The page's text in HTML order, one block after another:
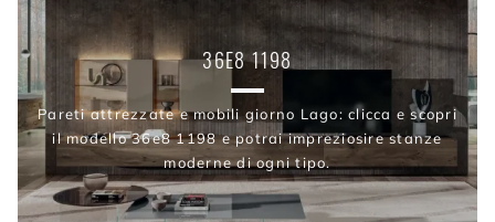
36E8 1198
Pareti attrezzate e mobili giorno Lago: clicca e scopri
il modello 36e8 1198 e potrai impreziosire stanze
moderne di ogni tipo.